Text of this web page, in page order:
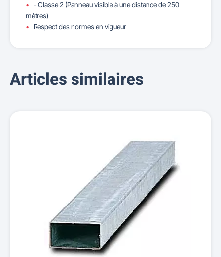
- Classe 2 (Panneau visible à une distance de 250
mètres)
Respect des normes en vigueur
Articles similaires